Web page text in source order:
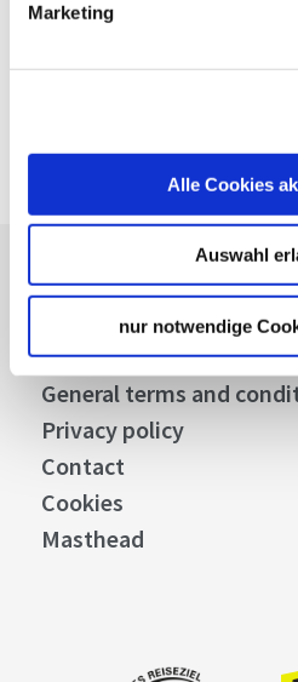
Marketing
Alle Cookies
Auswahl
nur notwendige
Press
Stuttgart Convention
Picture Database
General terms and
Privacy policy
Contact
Cookies
Masthead